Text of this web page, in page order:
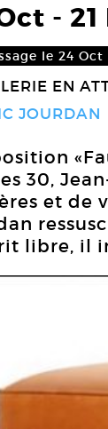
-
le 24 Oct
EN
JOURDAN
30,
et de
libre, il